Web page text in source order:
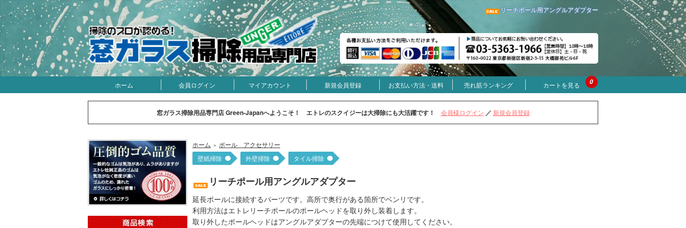
リーチポール用アングルアダプター
ホーム 会員ログイン マイアカウント 新規会員登録 お支払い方法・送料 売れ筋ランキング カートを見る 0
窓ガラス掃除用品専門店 Green-Japanへようこそ！ エトレのスクイジーは大掃除にも大活躍です！ 会員様ログイン ／ 新規会員登録
ホーム ＞ ポール アクセサリー
壁紙掃除
外壁掃除 タイル掃除
リーチポール用アングルアダプター
延長ポールに接続するパーツです。高所で奥行がある箇所でベンリです。
利用方法はエトレリーチポールのポールヘッドを取り外し装着します。
取り外したポールヘッドはアングルアダプターの先端につけて使用してください。